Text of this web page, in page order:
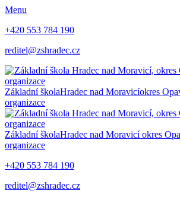
Menu
+420 553 784 190
reditel@zshradec.cz
Základní školaHradec nad Moravicíokres
organizace
Základní školaHradec nad Moravicíokres
organizace
+420 553 784 190
reditel@zshradec.cz